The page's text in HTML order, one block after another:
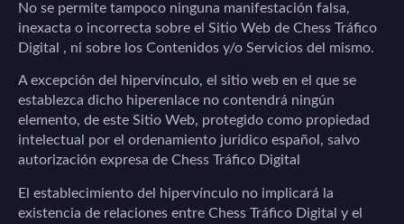
No se permite tampoco ninguna manifestación falsa,
inexacta o incorrecta sobre el Sitio Web de Chess Tráfico
Digital
, ni sobre los Contenidos y/o Servicios del mismo.
A excepción del hipervínculo, el sitio web en el que se
establezca dicho hiperenlace no contendrá ningún
elemento, de este Sitio Web, protegido como propiedad
intelectual por el ordenamiento jurídico español, salvo
autorización expresa de Chess Tráfico Digital
El establecimiento del hipervínculo no implicará la
existencia de relaciones entre Chess Tráfico Digital y el